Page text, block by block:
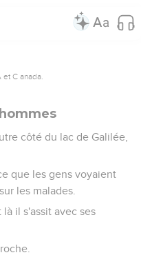
C anada.
côté du lac de Galilée,
que les gens voyaient
les malades.
il s'assit avec ses